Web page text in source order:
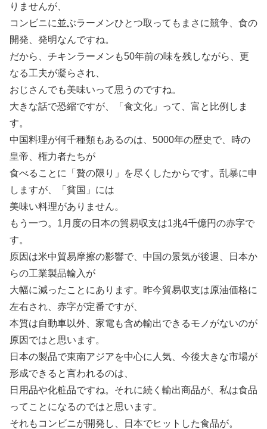
りませんが、
コンビニに並ぶラーメンひとつ取ってもまさに競争、食の
開発、発明なんですね。
だから、チキンラーメンも50年前の味を残しながら、更
なる工夫が凝らされ、
おじさんでも美味いって思うのですね。
大きな話で恐縮ですが、「食文化」って、富と比例しま
す。
中国料理が何千種類もあるのは、5000年の歴史で、時の
皇帝、権力者たちが
食べることに「贅の限り」を尽くしたからです。乱暴に申
しますが、「貧国」には
美味い料理がありません。
もう一つ。1月度の日本の貿易収支は1兆4千億円の赤字で
す。
原因は米中貿易摩擦の影響で、中国の景気が後退、日本か
らの工業製品輸入が
大幅に減ったことにあります。昨今貿易収支は原油価格に
左右され、赤字が定番ですが、
本質は自動車以外、家電も含め輸出できるモノがないのが
原因ではと思います。
日本の製品で東南アジアを中心に人気、今後大きな市場が
形成できると言われるのは、
日用品や化粧品ですね。それに続く輸出商品が、私は食品
ってことになるのではと思います。
それもコンビニが開発し、日本でヒットした食品が。